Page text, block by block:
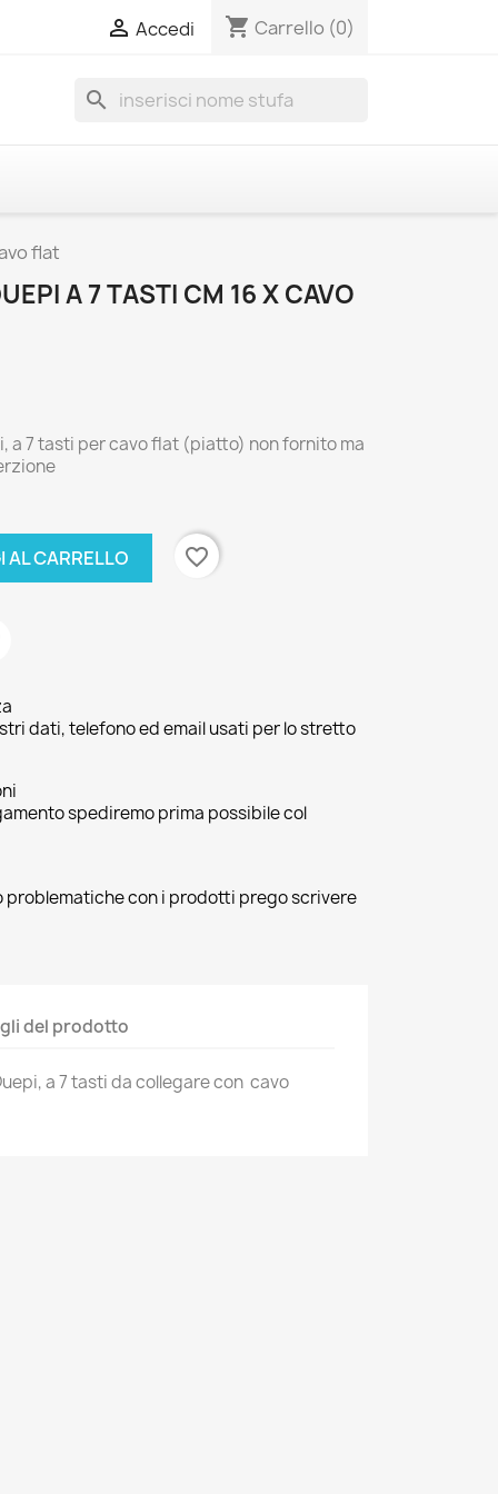
 Accedi shopping_cart Carrello (0)
search
flat
A 7 TASTI CM 16 X CAVO
a 7 tasti per cavo flat (piatto) non fornito ma
AL CARRELLO favorite_border
dati, telefono ed email usati per lo stretto
spediremo prima possibile col
problematiche con i prodotti prego scrivere
del prodotto
a 7 tasti da collegare con cavo